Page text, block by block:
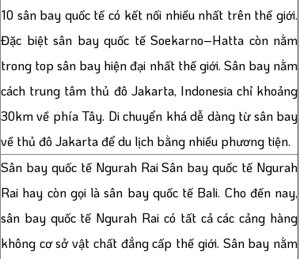
10 sân bay quốc tế có kết nối nhiều nhất trên thế giới.
Đặc biệt sân bay quốc tế Soekarno–Hatta còn nằm
trong top sân bay hiện đại nhất thế giới. Sân bay nằm
cách trung tâm thủ đô Jakarta, Indonesia chỉ khoảng
30km về phía Tây. Di chuyển khá dễ dàng từ sân bay
về thủ đô Jakarta để du lịch bằng nhiều phương tiện.
Sân bay quốc tế Ngurah Rai Sân bay quốc tế Ngurah
Rai hay còn gọi là sân bay quốc tế Bali. Cho đến nay,
sân bay quốc tế Ngurah Rai có tất cả các cảng hàng
không cơ sở vật chất đẳng cấp thế giới. Sân bay nằm